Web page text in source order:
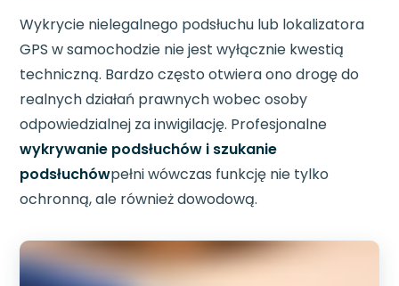
Wykrycie nielegalnego podsłuchu lub lokalizatora
GPS w samochodzie nie jest wyłącznie kwestią
techniczną. Bardzo często otwiera ono drogę do
realnych działań prawnych wobec osoby
odpowiedzialnej za inwigilację. Profesjonalne
wykrywanie podsłuchów i szukanie
podsłuchówpełni wówczas funkcję nie tylko
ochronną, ale również dowodową.